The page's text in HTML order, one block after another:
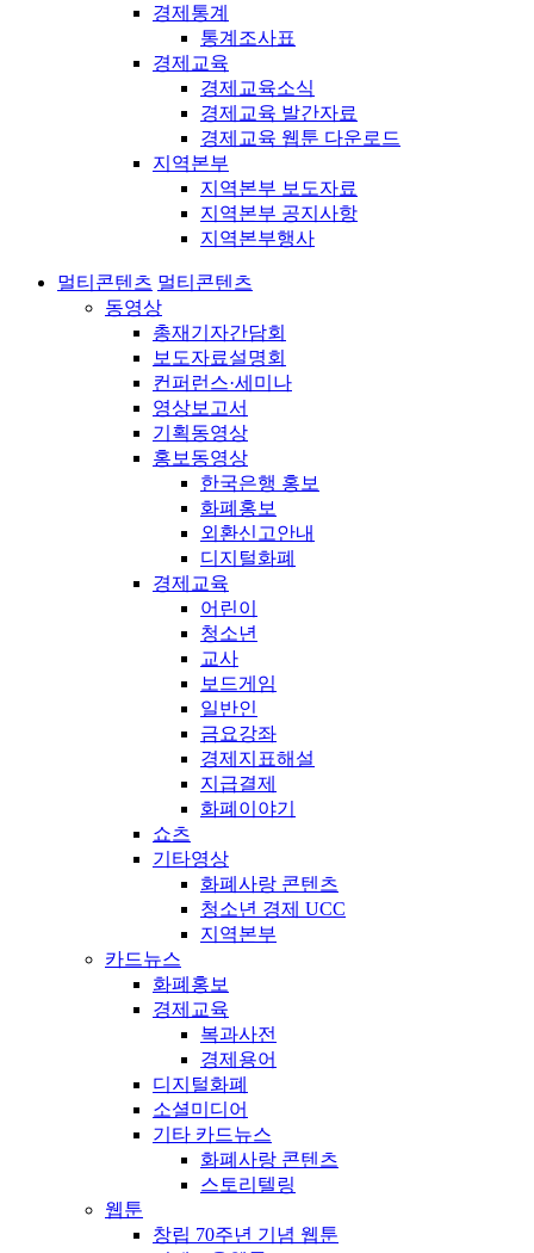
경제통계
통계조사표
경제교육
경제교육소식
경제교육 발간자료
경제교육 웹툰 다운로드
지역본부
지역본부 보도자료
지역본부 공지사항
지역본부행사
멀티콘텐츠 멀티콘텐츠
동영상
총재기자간담회
보도자료설명회
컨퍼런스·세미나
영상보고서
기획동영상
홍보동영상
한국은행 홍보
화폐홍보
외환신고안내
디지털화폐
경제교육
어린이
청소년
교사
보드게임
일반인
금요강좌
경제지표해설
지급결제
화폐이야기
쇼츠
기타영상
화폐사랑 콘텐츠
청소년 경제 UCC
지역본부
카드뉴스
화폐홍보
경제교육
복과사전
경제용어
디지털화폐
소셜미디어
기타 카드뉴스
화폐사랑 콘텐츠
스토리텔링
웹툰
창립 70주년 기념 웹툰